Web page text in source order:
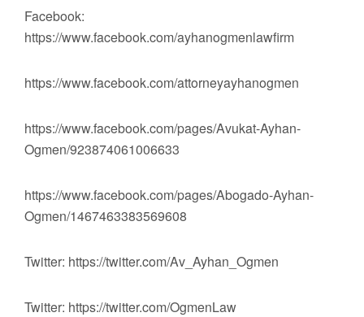
Facebook:
https://www.facebook.com/ayhanogmenlawfirm
https://www.facebook.com/attorneyayhanogmen
https://www.facebook.com/pages/Avukat-Ayhan-
Ogmen/923874061006633
https://www.facebook.com/pages/Abogado-Ayhan-
Ogmen/1467463383569608
Twitter: https://twitter.com/Av_Ayhan_Ogmen
Twitter: https://twitter.com/OgmenLaw